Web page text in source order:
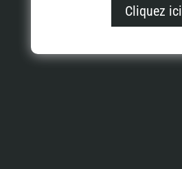
Cliquez ici